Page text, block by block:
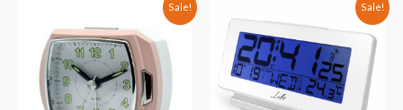
Sale! Sale!